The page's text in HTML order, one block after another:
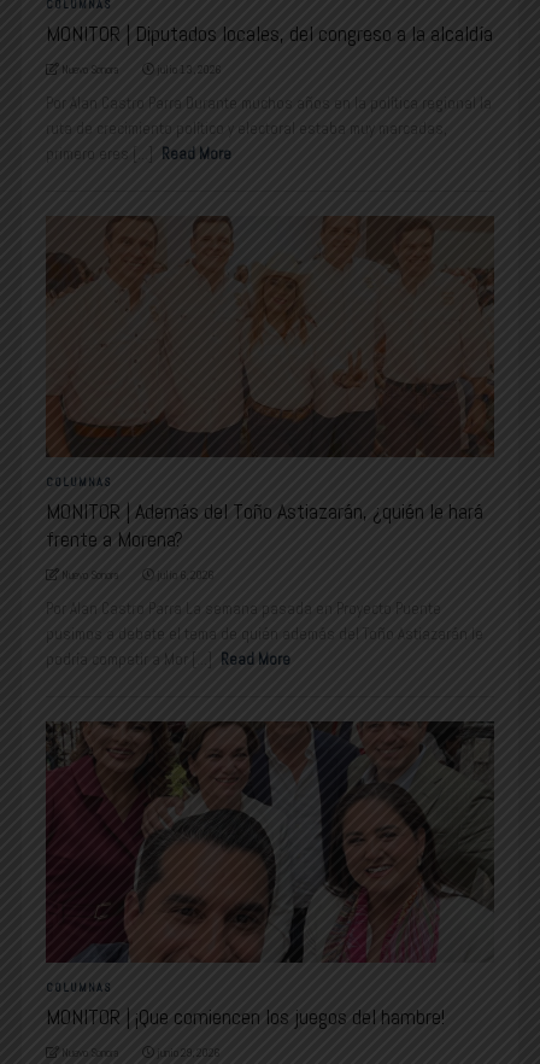
COLUMNAS
MONITOR | Diputados locales, del congreso a la alcaldía
Nuevo Sonora julio 13, 2026
Por Alan Castro Parra Durante muchos años en la política regional la
ruta de crecimiento político y electoral estaba muy marcadas,
primero eres [...]
Read More
COLUMNAS
MONITOR | Además del Toño Astiazarán, ¿quién le hará
frente a Morena?
Nuevo Sonora julio 6, 2026
Por Alan Castro Parra La semana pasada en Proyecto Puente
pusimos a debate el tema de quién además del Toño Astiazarán le
podría competir a Mor [...]
Read More
COLUMNAS
MONITOR | ¡Que comiencen los juegos del hambre!
Nuevo Sonora junio 29, 2026